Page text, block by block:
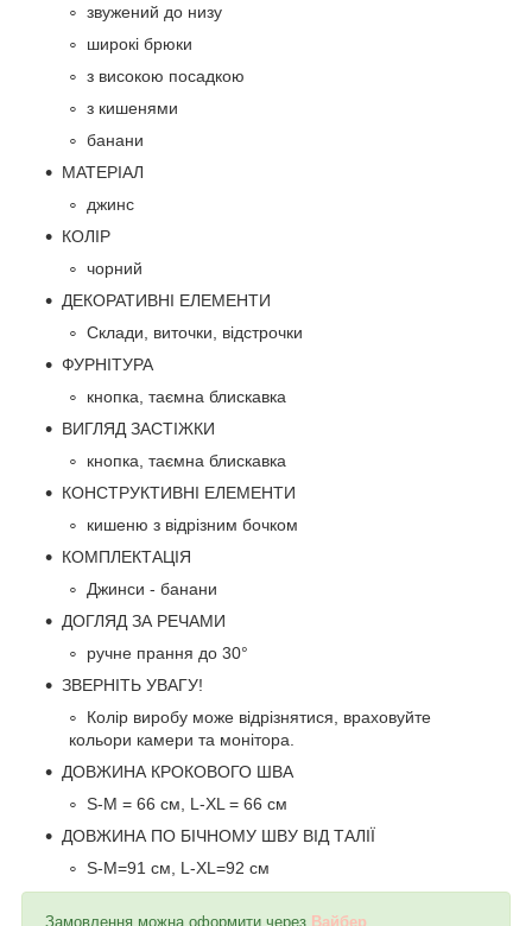
звужений до низу
широкі брюки
з високою посадкою
з кишенями
банани
МАТЕРІАЛ
джинс
КОЛІР
чорний
ДЕКОРАТИВНІ ЕЛЕМЕНТИ
Склади, виточки, відстрочки
ФУРНІТУРА
кнопка, таємна блискавка
ВИГЛЯД ЗАСТІЖКИ
кнопка, таємна блискавка
КОНСТРУКТИВНІ ЕЛЕМЕНТИ
кишеню з відрізним бочком
КОМПЛЕКТАЦІЯ
Джинси - банани
ДОГЛЯД ЗА РЕЧАМИ
ручне прання до 30°
ЗВЕРНІТЬ УВАГУ!
Колір виробу може відрізнятися, враховуйте
кольори камери та монітора.
ДОВЖИНА КРОКОВОГО ШВА
S-M = 66 см, L-XL = 66 см
ДОВЖИНА ПО БІЧНОМУ ШВУ ВІД ТАЛІЇ
S-M=91 см, L-XL=92 см
Замовлення можна оформити через Вайбер